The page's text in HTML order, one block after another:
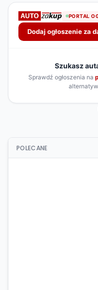
POLECANE